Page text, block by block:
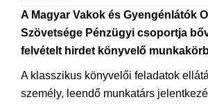
A Magyar Vakok és Gyengénlátók
Szövetsége Pénzügyi csoportja
felvételt hirdet könyvelő
A klasszikus könyvelői feladatok
személy, leendő munkatárs